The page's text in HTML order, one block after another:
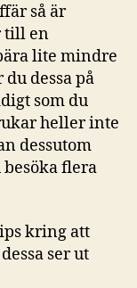
så är
till en
lite mindre
dessa på
som du
heller inte
dessutom
flera
kring att
ser ut